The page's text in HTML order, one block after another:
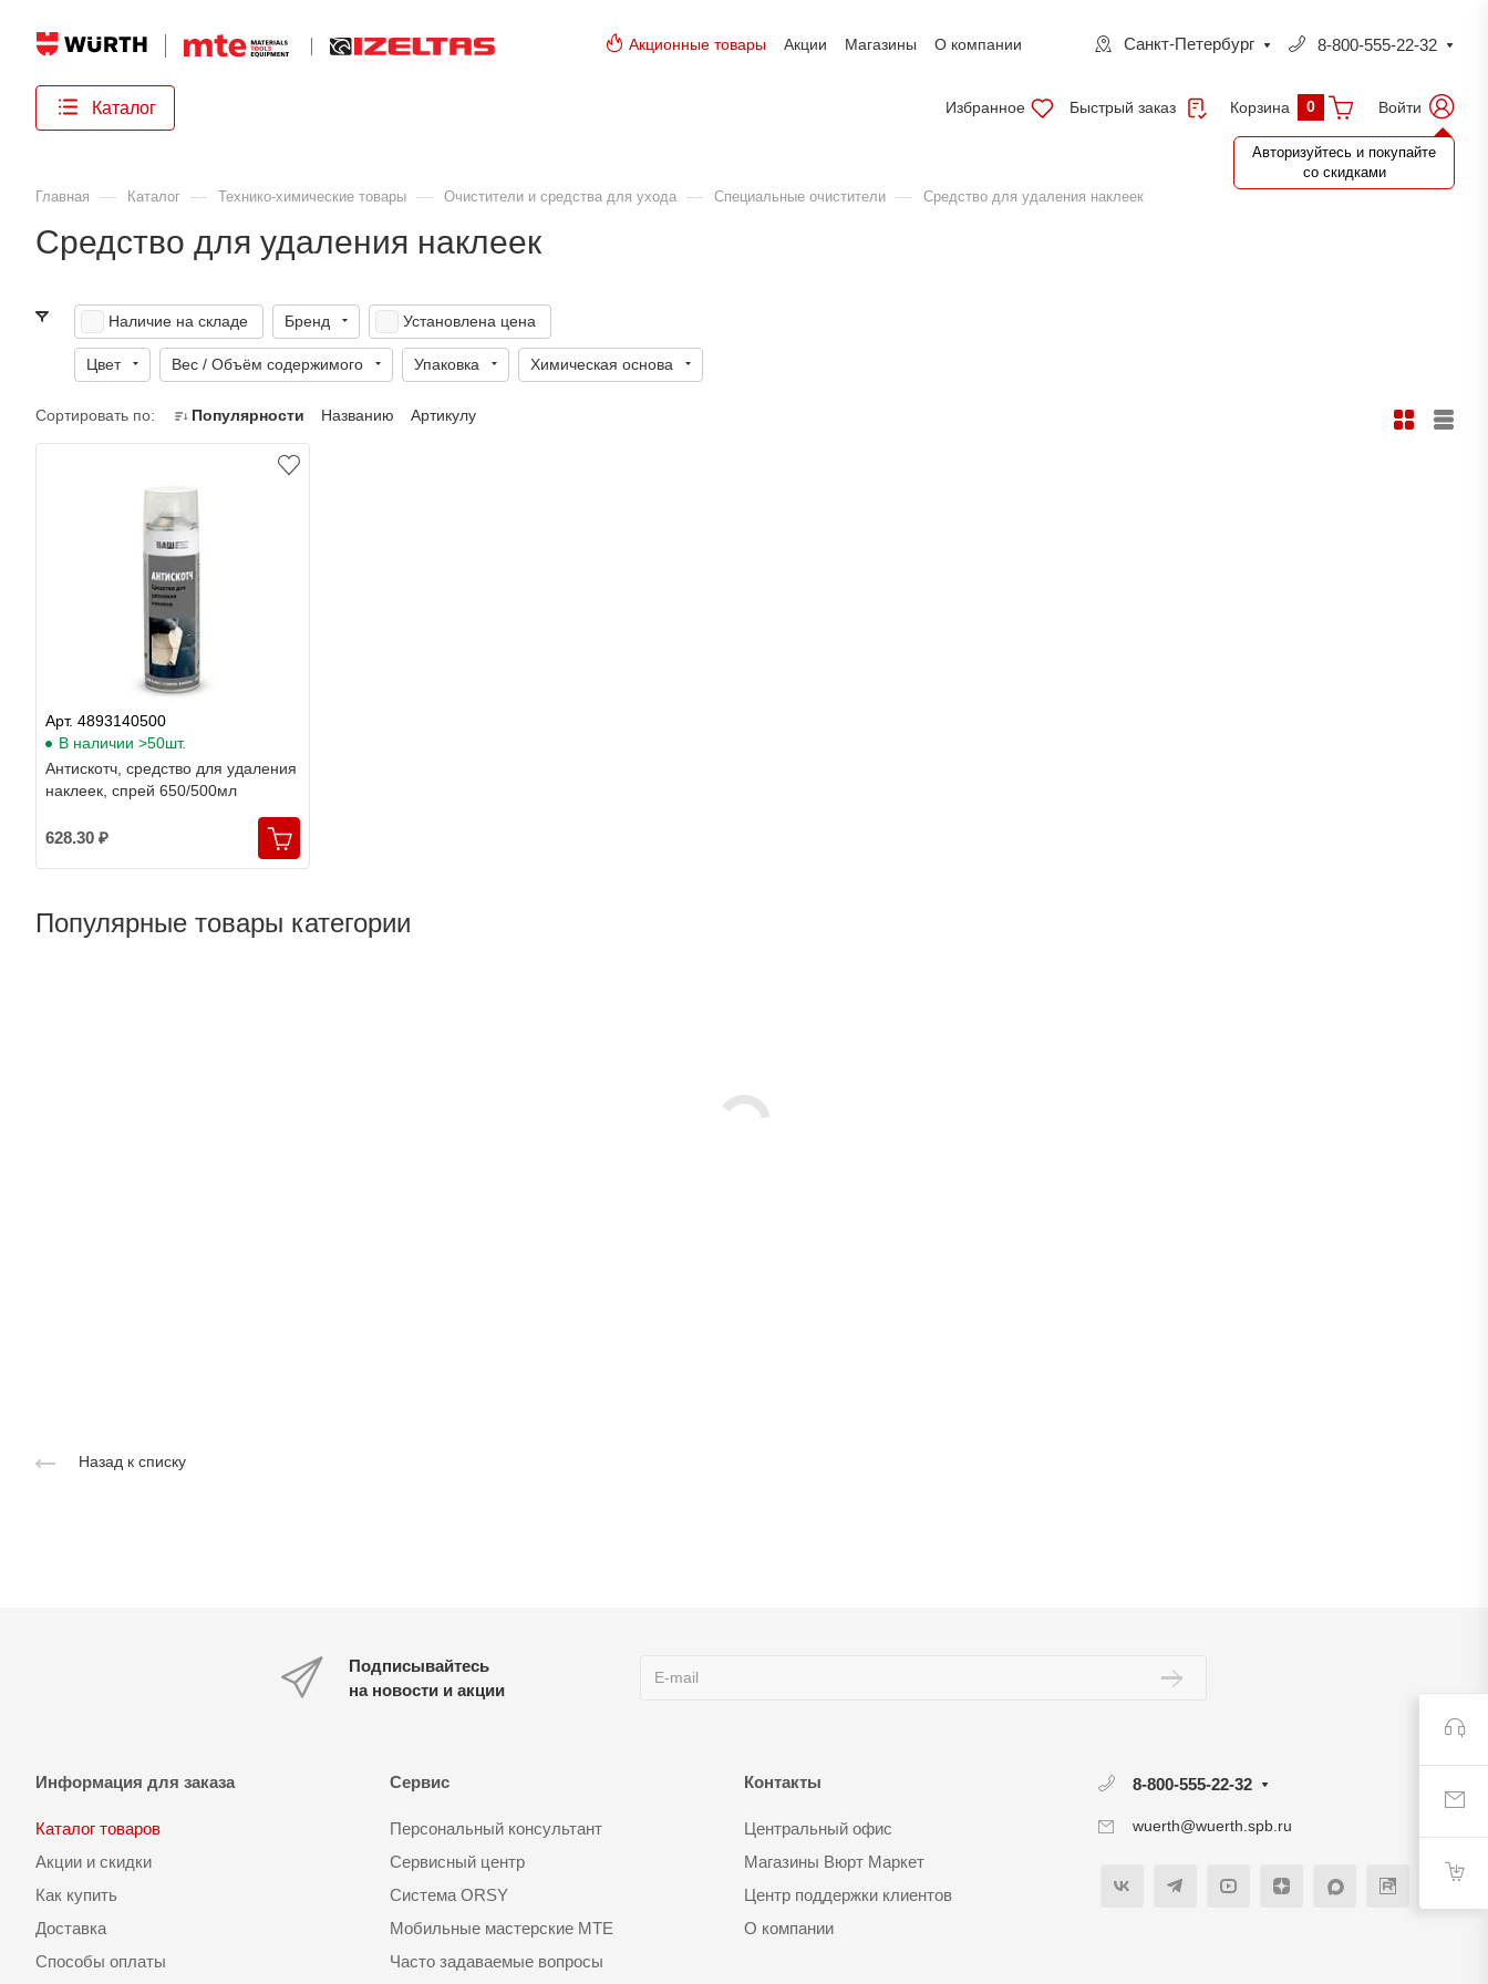
Акционные товары Акции Магазины О компании Санкт-Петербург 8-800-555-22-32
Каталог Избранное Быстрый заказ Корзина 0 Войти
Авторизуйтесь и покупайте
со скидками
Главная
— Каталог — Технико-химические товары — Очистители и средства для ухода — Специальные очистители — Средство для удаления наклеек
Средство для удаления наклеек
Наличие на складе Бренд Установлена цена
Цвет Вес / Объём содержимого Упаковка Химическая основа
Сортировать по: Популярности Названию Артикулу
Арт. 4893140500
В наличии >50шт.
Антискотч, средство для удаления
наклеек, спрей 650/500мл
628.30 ₽
Популярные товары категории
Назад к списку
Подписывайтесь
на новости и акции
Информация для заказа
Каталог товаров
Акции и скидки
Как купить
Доставка
Способы оплаты
Сервис
Персональный консультант
Сервисный центр
Система ORSY
Мобильные мастерские MTE
Часто задаваемые вопросы
Контакты
Центральный офис
Магазины Вюрт Маркет
Центр поддержки клиентов
О компании
8-800-555-22-32
wuerth@wuerth.spb.ru